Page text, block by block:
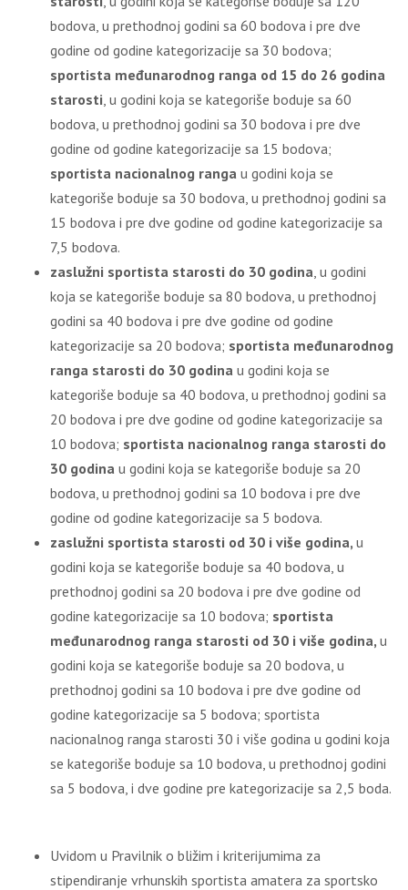
bodova, u prethodnoj godini sa 60 bodova i pre dve
godine od godine kategorizacije sa 30 bodova;
sportista međunarodnog ranga od 15 do 26 godina
starosti, u godini koja se kategoriše boduje sa 60
bodova, u prethodnoj godini sa 30 bodova i pre dve
godine od godine kategorizacije sa 15 bodova;
sportista nacionalnog ranga u godini koja se
kategoriše boduje sa 30 bodova, u prethodnoj godini sa
15 bodova i pre dve godine od godine kategorizacije sa
7,5 bodova.
zaslužni sportista starosti do 30 godina, u godini
koja se kategoriše boduje sa 80 bodova, u prethodnoj
godini sa 40 bodova i pre dve godine od godine
kategorizacije sa 20 bodova; sportista međunarodnog
ranga starosti do 30 godina u godini koja se
kategoriše boduje sa 40 bodova, u prethodnoj godini sa
20 bodova i pre dve godine od godine kategorizacije sa
10 bodova; sportista nacionalnog ranga starosti do
30 godina u godini koja se kategoriše boduje sa 20
bodova, u prethodnoj godini sa 10 bodova i pre dve
godine od godine kategorizacije sa 5 bodova.
zaslužni sportista starosti od 30 i više godina, u
godini koja se kategoriše boduje sa 40 bodova, u
prethodnoj godini sa 20 bodova i pre dve godine od
godine kategorizacije sa 10 bodova; sportista
međunarodnog ranga starosti od 30 i više godina, u
godini koja se kategoriše boduje sa 20 bodova, u
prethodnoj godini sa 10 bodova i pre dve godine od
godine kategorizacije sa 5 bodova; sportista
nacionalnog ranga starosti 30 i više godina u godini koja
se kategoriše boduje sa 10 bodova, u prethodnoj godini
sa 5 bodova, i dve godine pre kategorizacije sa 2,5 boda.
Uvidom u Pravilnik o bližim i kriterijumima za
stipendiranje vrhunskih sportista amatera za sportsko